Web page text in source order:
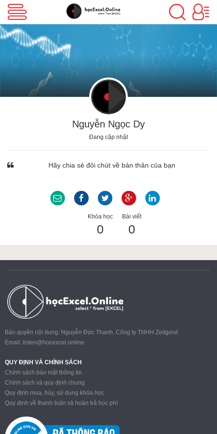
VBA Excel
Excel Cơ Bản
Excel Nâng Cao
Google Sheet
MOS
Power BI
Nguyễn Ngọc Dy
Đang cập nhật
Hãy chia sẻ đôi chút về bản thân của bạn
Khóa học
0
Bài viết
0
Bản quyền nội dung: Nguyễn Đức Thanh, Công ty TNHH Zeitgeist
Email: listen@hocexcel.online
QUY ĐỊNH VÀ CHÍNH SÁCH
Chính sách bảo mật thông tin
Chính sách và quy định chung
Quy định mua, hủy, sử dụng khóa học
Quy định về thanh toán và hoàn trả học phí